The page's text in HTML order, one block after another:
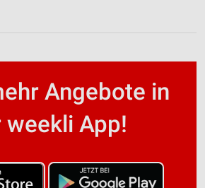
Angebote in
weekli App!